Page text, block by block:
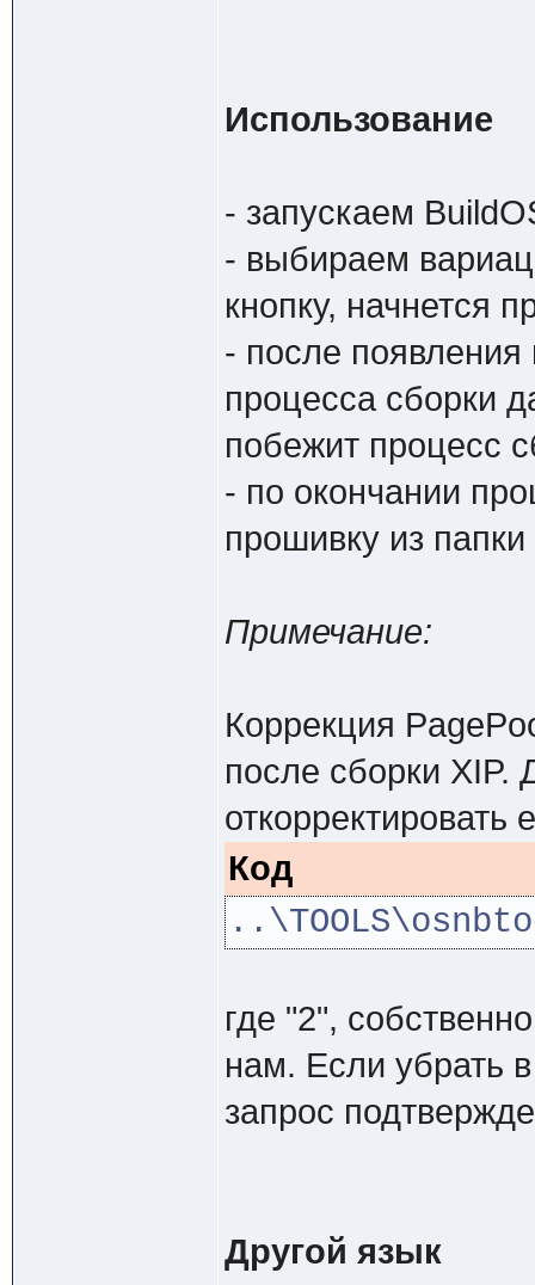
Использование
- запускаем
- выбираем
кнопку, начнется
- после появления
процесса сборки
побежит процесс
- по окончании
прошивку из
Примечание:
Коррекция
после сборки XIP.
откорректировать
Код
где "2",
нам. Если убрать
запрос
Другой язык